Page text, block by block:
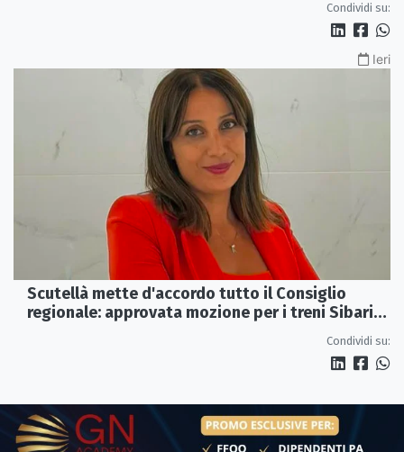
Condividi su:
Ieri
Scutellà mette d'accordo tutto il Consiglio
regionale: approvata mozione per i treni Sibari-
Condividi su: